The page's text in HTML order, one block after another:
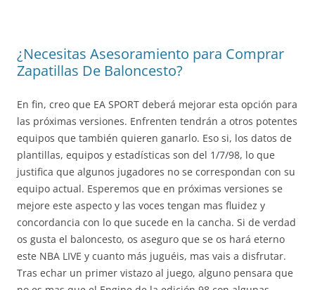
¿Necesitas Asesoramiento para Comprar
Zapatillas De Baloncesto?
En fin, creo que EA SPORT deberá mejorar esta opción para
las próximas versiones. Enfrenten tendrán a otros potentes
equipos que también quieren ganarlo. Eso si, los datos de
plantillas, equipos y estadísticas son del 1/7/98, lo que
justifica que algunos jugadores no se correspondan con su
equipo actual. Esperemos que en próximas versiones se
mejore este aspecto y las voces tengan mas fluidez y
concordancia con lo que sucede en la cancha. Si de verdad
os gusta el baloncesto, os aseguro que se os hará eterno
este NBA LIVE y cuanto más juguéis, mas vais a disfrutar.
Tras echar un primer vistazo al juego, alguno pensara que